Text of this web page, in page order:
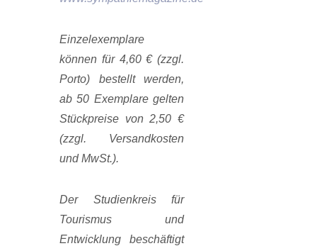
Einzelexemplare
können für 4,60 € (zzgl.
Porto) bestellt werden,
ab 50 Exemplare gelten
Stückpreise von 2,50 €
(zzgl. Versandkosten
und MwSt.).
Der Studienkreis für
Tourismus und
Entwicklung beschäftigt